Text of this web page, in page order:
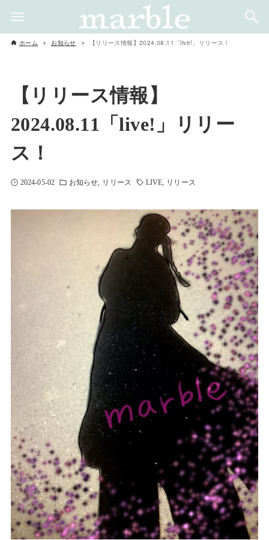
ホーム お知らせ 【リリース情報】2024.08.11「live!」リリース！
【リリース情報】
2024.08.11「live!」リリー
ス！
2024-05-02 お知らせ リリース LIVE リリース